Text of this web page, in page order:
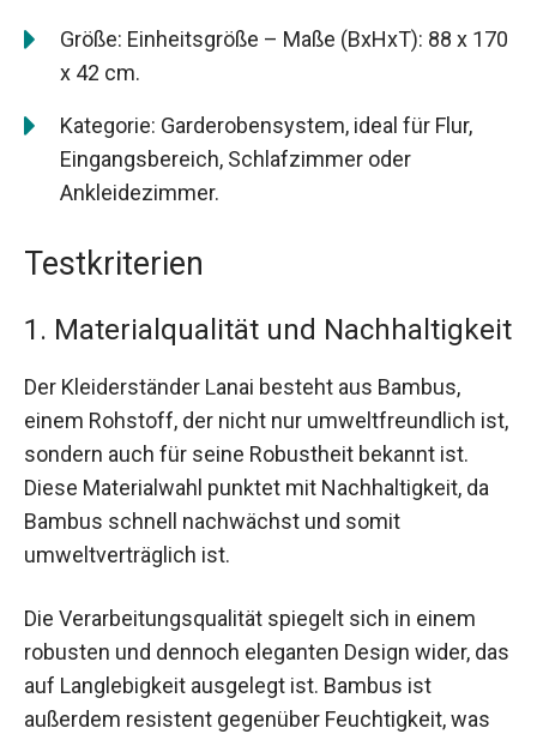
Größe: Einheitsgröße – Maße (BxHxT): 88 x 170
x 42 cm.
Kategorie: Garderobensystem, ideal für Flur,
Eingangsbereich, Schlafzimmer oder
Ankleidezimmer.
Testkriterien
1. Materialqualität und Nachhaltigkeit
Der Kleiderständer Lanai besteht aus Bambus,
einem Rohstoff, der nicht nur umweltfreundlich ist,
sondern auch für seine Robustheit bekannt ist.
Diese Materialwahl punktet mit Nachhaltigkeit, da
Bambus schnell nachwächst und somit
umweltverträglich ist.
Die Verarbeitungsqualität spiegelt sich in einem
robusten und dennoch eleganten Design wider, das
auf Langlebigkeit ausgelegt ist. Bambus ist
außerdem resistent gegenüber Feuchtigkeit, was